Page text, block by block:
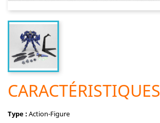
CARACTÉRISTIQUES
Type :Action-Figure